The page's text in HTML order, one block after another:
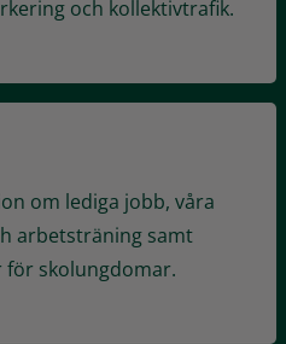
och kollektivtrafik.
om lediga jobb, våra
arbetsträning samt
skolungdomar.